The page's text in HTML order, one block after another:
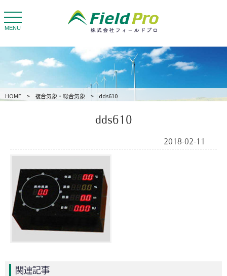
toggle
navigation
MENU
HOME > 複合気象・総合気象 > dds610
dds610
2018-02-11
関連記事